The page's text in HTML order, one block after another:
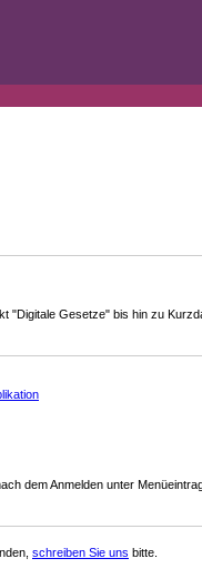
Gesetze" bis hin zu
dem Anmelden unter
schreiben Sie uns bitte.